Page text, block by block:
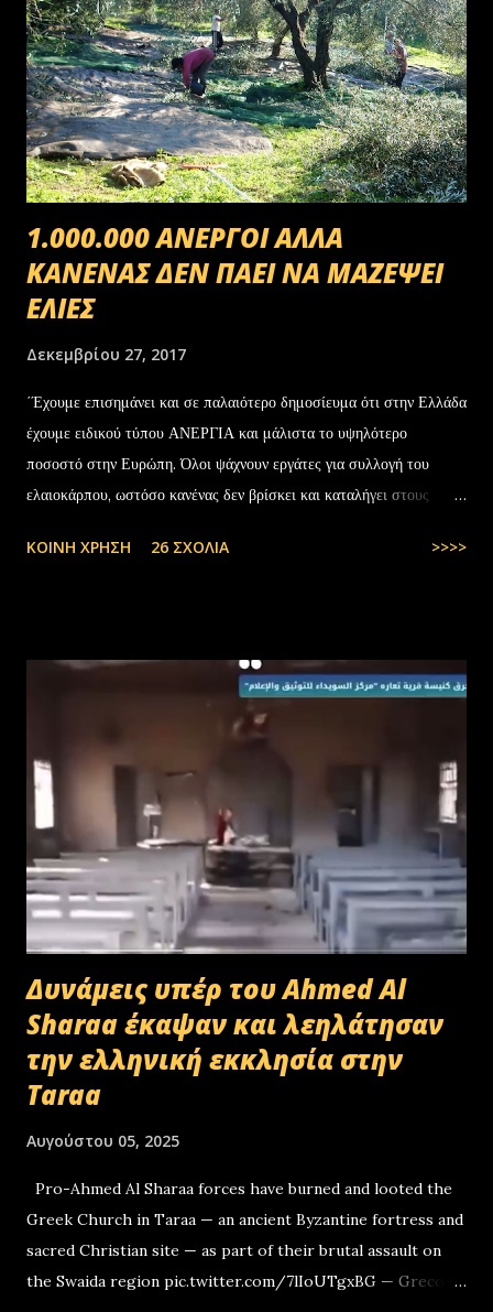
1.000.000 ΑΝΕΡΓΟΙ ΑΛΛΑ
ΚΑΝΕΝΑΣ ΔΕΝ ΠΑΕΙ ΝΑ ΜΑΖΕΨΕΙ
ΕΛΙΕΣ
Δεκεμβρίου 27, 2017
΄Έχουμε επισημάνει και σε παλαιότερο δημοσίευμα ότι στην Ελλάδα
έχουμε ειδικού τύπου ΑΝΕΡΓΙΑ και μάλιστα το υψηλότερο
ποσοστό στην Ευρώπη. Όλοι ψάχνουν εργάτες για συλλογή του
ελαιοκάρπου, ωστόσο κανένας δεν βρίσκει και καταλήγει στους
στην Ελλάδα, πάλι δεν μας φτάνουν. Στην Ελλάδα του 1.000.000
ΚΟΙΝΉ ΧΡΉΣΗ 26 ΣΧΌΛΙΑ >>>>
Δυνάμεις υπέρ του Ahmed Al
Sharaa έκαψαν και λεηλάτησαν
την ελληνική εκκλησία στην
Taraa
Αυγούστου 05, 2025
Pro-Ahmed Al Sharaa forces have burned and looted the
Greek Church in Taraa — an ancient Byzantine fortress and
sacred Christian site — as part of their brutal assault on
the Swaida region pic.twitter.com/7lIoUTgxBG — Greco-